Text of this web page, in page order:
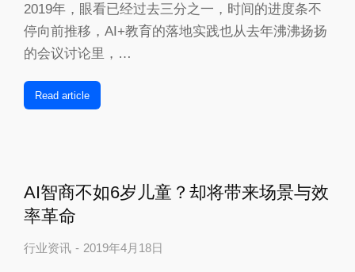
2019年，眼看已经过去三分之一，时间的进度条不
停向前推移，AI+教育的落地实践也从去年沸沸扬扬
的会议讨论里，…
Read article
AI智商不如6岁儿童？却将带来场景与效
率革命
行业资讯 2019年4月18日